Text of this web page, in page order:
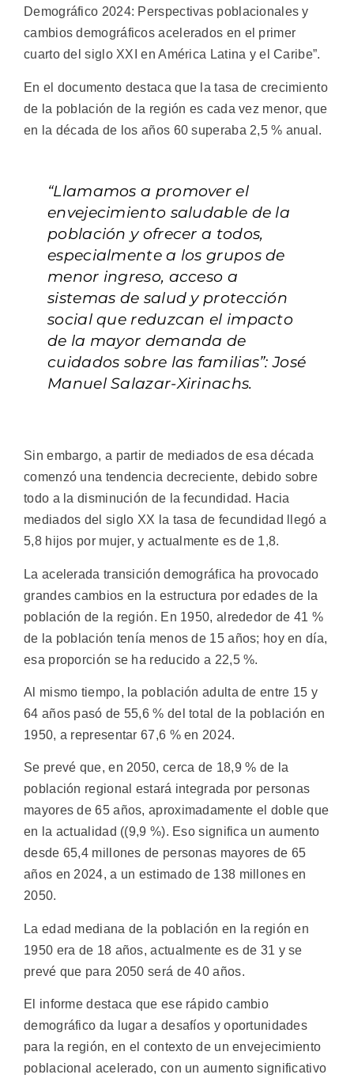
Demográfico 2024: Perspectivas poblacionales y
cambios demográficos acelerados en el primer
cuarto del siglo XXI en América Latina y el Caribe”.
En el documento destaca que la tasa de crecimiento
de la población de la región es cada vez menor, que
en la década de los años 60 superaba 2,5 % anual.
“Llamamos a promover el
envejecimiento saludable de la
población y ofrecer a todos,
especialmente a los grupos de
menor ingreso, acceso a
sistemas de salud y protección
social que reduzcan el impacto
de la mayor demanda de
cuidados sobre las familias”: José
Manuel Salazar-Xirinachs.
Sin embargo, a partir de mediados de esa década
comenzó una tendencia decreciente, debido sobre
todo a la disminución de la fecundidad. Hacia
mediados del siglo XX la tasa de fecundidad llegó a
5,8 hijos por mujer, y actualmente es de 1,8.
La acelerada transición demográfica ha provocado
grandes cambios en la estructura por edades de la
población de la región. En 1950, alrededor de 41 %
de la población tenía menos de 15 años; hoy en día,
esa proporción se ha reducido a 22,5 %.
Al mismo tiempo, la población adulta de entre 15 y
64 años pasó de 55,6 % del total de la población en
1950, a representar 67,6 % en 2024.
Se prevé que, en 2050, cerca de 18,9 % de la
población regional estará integrada por personas
mayores de 65 años, aproximadamente el doble que
en la actualidad ((9,9 %). Eso significa un aumento
desde 65,4 millones de personas mayores de 65
años en 2024, a un estimado de 138 millones en
2050.
La edad mediana de la población en la región en
1950 era de 18 años, actualmente es de 31 y se
prevé que para 2050 será de 40 años.
El informe destaca que ese rápido cambio
demográfico da lugar a desafíos y oportunidades
para la región, en el contexto de un envejecimiento
poblacional acelerado, con un aumento significativo